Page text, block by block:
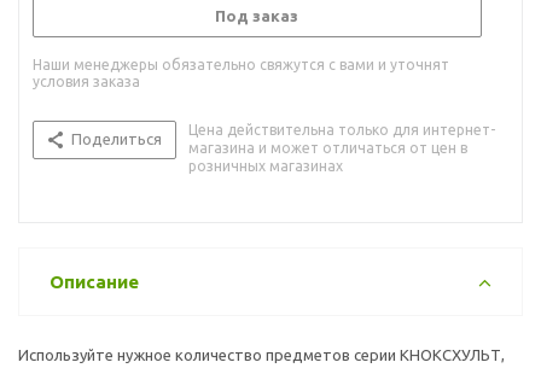
Под заказ
Наши менеджеры обязательно свяжутся с вами и уточнят
условия заказа
Поделиться
Цена действительна только для интернет-
магазина и может отличаться от цен в
розничных магазинах
Описание
Используйте нужное количество предметов серии КНОКСХУЛЬТ,